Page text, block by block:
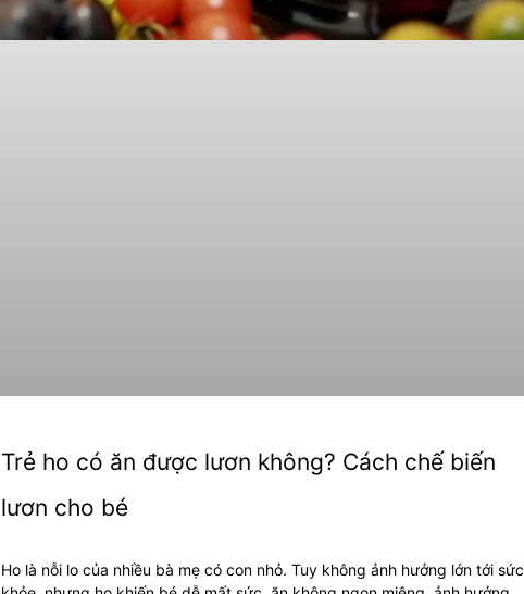
Trẻ ho có ăn được lươn không? Cách chế biến
lươn cho bé
Ho là nỗi lo của nhiều bà mẹ có con nhỏ. Tuy không ảnh hưởng lớn tới sức